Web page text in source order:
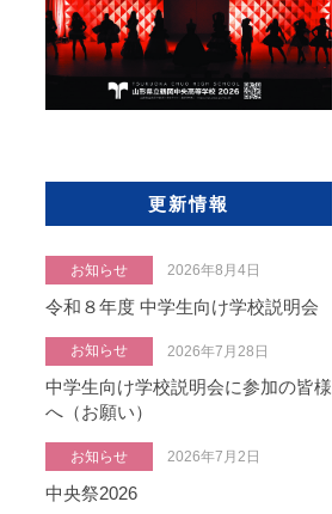
更新情報
お知らせ 2026年8月4日
令和８年度 中学生向け学校説明会
お知らせ 2026年7月28日
中学生向け学校説明会に参加の皆様
へ（お願い）
お知らせ 2026年7月2日
中央祭2026